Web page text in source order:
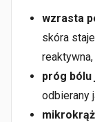
wzrasta
skóra
reaktywna,
próg bólu
odbierany